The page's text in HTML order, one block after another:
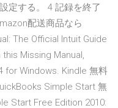
定する。 4 記録を終了
配送商品なら
The Official Intuit Guide
Missing Manual,
for Windows. Kindle 無料
Simple Start 無
Start Free Edition 2010: